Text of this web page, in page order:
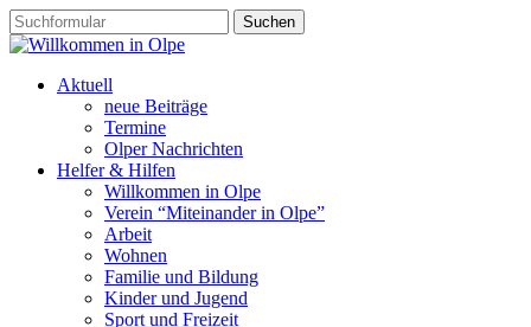
Aktuell
neue Beiträge
Termine
Olper Nachrichten
Helfer & Hilfen
Willkommen in Olpe
Verein “Miteinander in Olpe”
Arbeit
Wohnen
Familie und Bildung
Kinder und Jugend
Sport und Freizeit